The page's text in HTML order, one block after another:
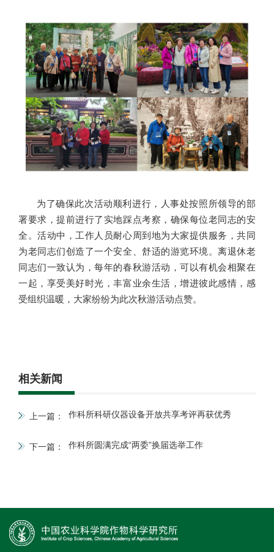
为了确保此次活动顺利进行，人事处按照所领导的部
署要求，提前进行了实地踩点考察，确保每位老同志的安
全。活动中，工作人员耐心周到地为大家提供服务，共同
为老同志们创造了一个安全、舒适的游览环境。离退休老
同志们一致认为，每年的春秋游活动，可以有机会相聚在
一起，享受美好时光，丰富业余生活，增进彼此感情，感
受组织温暖，大家纷纷为此次秋游活动点赞。
相关新闻
上一篇： 作科所科研仪器设备开放共享考评再获优秀
下一篇： 作科所圆满完成“两委”换届选举工作